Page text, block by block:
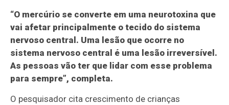
“O mercúrio se converte em uma neurotoxina que
vai afetar principalmente o tecido do sistema
nervoso central. Uma lesão que ocorre no
sistema nervoso central é uma lesão irreversível.
As pessoas vão ter que lidar com esse problema
para sempre”, completa.
O pesquisador cita crescimento de crianças